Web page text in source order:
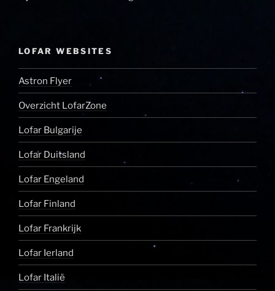
LOFAR WEBSITES
Astron Flyer
Overzicht LofarZone
Lofar Bulgarije
Lofar Duitsland
Lofar Engeland
Lofar Finland
Lofar Frankrijk
Lofar Ierland
Lofar Italië